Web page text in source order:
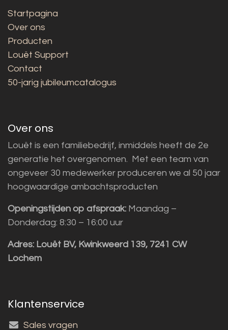
Startpagina
Over ons
Producten
Louët Support
Contact
50-jarig jubileumcatalogus
Over ons
Louët is een familiebedrijf, inmiddels heeft de 2e
generatie het overgenomen. Met een team van
ongeveer 30 medewerker produceren we al 50 jaar
hoogwaardige ambachtsproducten
Openingstijden op afspraak: Maandag –
Donderdag: 8:30 – 16:00 uur
Adres: Louët BV, Kwinkweerd 139, 7241 CW
Lochem
Klantenservice
Sales vragen